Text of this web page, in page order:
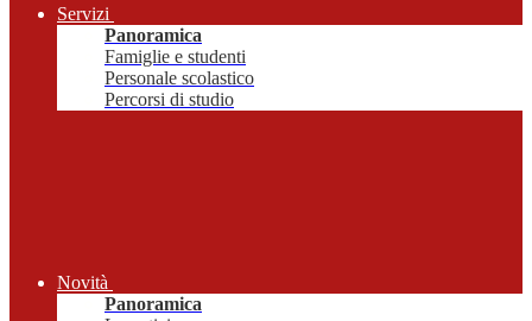
Servizi
Panoramica
Famiglie e studenti
Personale scolastico
Percorsi di studio
Novità
Panoramica